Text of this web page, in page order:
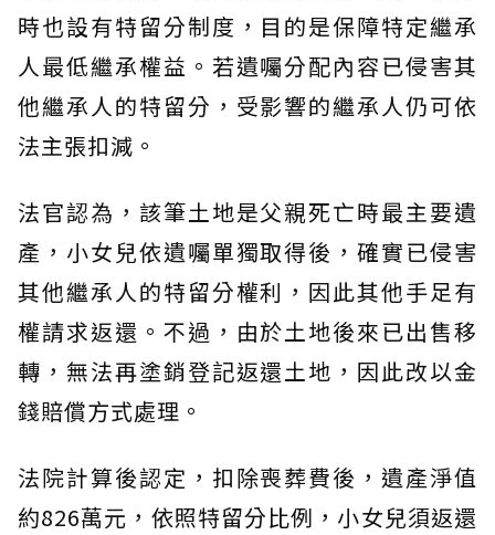
時也設有特留分制度，目的是保障特定繼承
人最低繼承權益。若遺囑分配內容已侵害其
他繼承人的特留分，受影響的繼承人仍可依
法主張扣減。
法官認為，該筆土地是父親死亡時最主要遺
產，小女兒依遺囑單獨取得後，確實已侵害
其他繼承人的特留分權利，因此其他手足有
權請求返還。不過，由於土地後來已出售移
轉，無法再塗銷登記返還土地，因此改以金
錢賠償方式處理。
法院計算後認定，扣除喪葬費後，遺產淨值
約826萬元，依照特留分比例，小女兒須返還